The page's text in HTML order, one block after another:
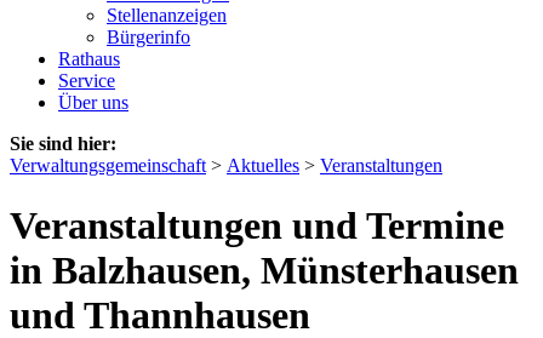
Stellenanzeigen
Bürgerinfo
Rathaus
Service
Über uns
Sie sind hier:
Verwaltungsgemeinschaft > Aktuelles > Veranstaltungen
Veranstaltungen und Termine
in Balzhausen, Münsterhausen
und Thannhausen